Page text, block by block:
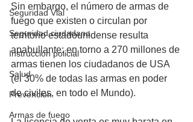
Seguridad Vial
Seguridad ciudadana
Instrucción policial
Salud
Prevención
Armas de fuego
Sin embargo, el número de armas de
fuego que existen o circulan por
territorio estadounidense resulta
apabullante: en torno a 270 millones de
armas tienen los ciudadanos de USA
(el 30% de todas las armas en poder
de civiles, en todo el Mundo).